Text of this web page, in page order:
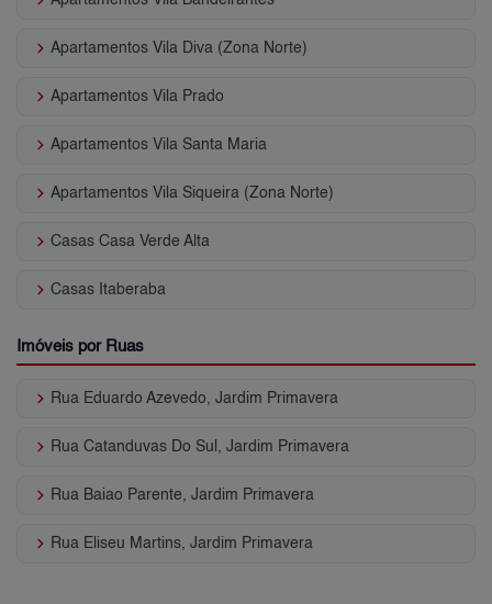
keyboard_arrow_right Apartamentos Vila Diva (Zona Norte)
keyboard_arrow_right Apartamentos Vila Prado
keyboard_arrow_right Apartamentos Vila Santa Maria
keyboard_arrow_right Apartamentos Vila Siqueira (Zona Norte)
keyboard_arrow_right Casas Casa Verde Alta
keyboard_arrow_right Casas Itaberaba
Imóveis por Ruas
keyboard_arrow_right Rua Eduardo Azevedo, Jardim Primavera
keyboard_arrow_right Rua Catanduvas Do Sul, Jardim Primavera
keyboard_arrow_right Rua Baiao Parente, Jardim Primavera
keyboard_arrow_right Rua Eliseu Martins, Jardim Primavera